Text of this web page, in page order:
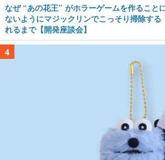
なぜ “あの花王” がホラーゲームを作ること
ないようにマジックリンでこっそり掃除する
れるまで【開発座談会】
4